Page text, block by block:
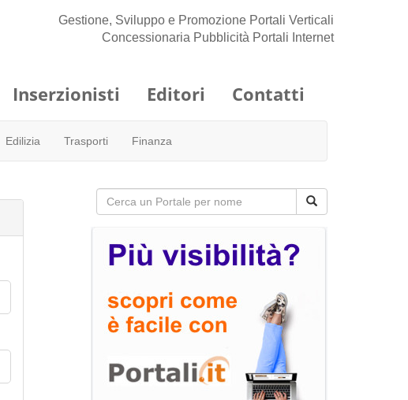
Gestione, Sviluppo e Promozione Portali Verticali
Concessionaria Pubblicità Portali Internet
Inserzionisti Editori Contatti
Edilizia Trasporti Finanza